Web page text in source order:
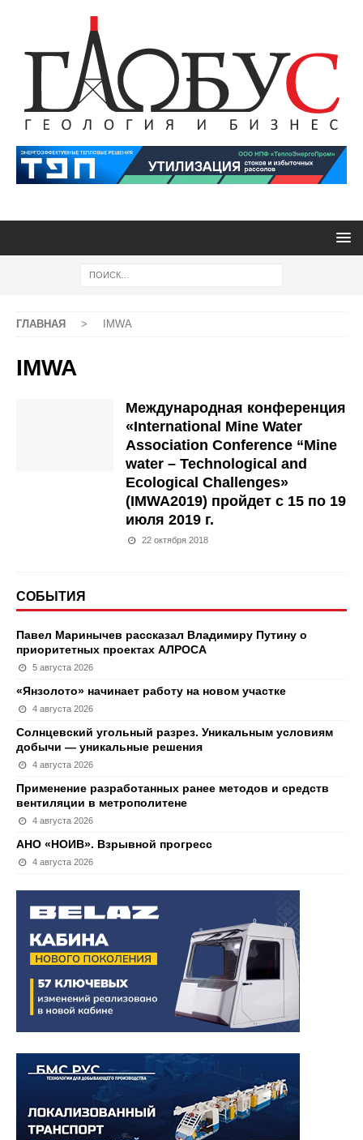
ГЛАВНАЯ > IMWA
IMWA
Международная конференция
«International Mine Water
Association Conference “Mine
water – Technological and
Ecological Challenges»
(IMWA2019) пройдет c 15 по 19
июля 2019 г.
22 октября 2018
СОБЫТИЯ
Павел Маринычев рассказал Владимиру Путину о
приоритетных проектах АЛРОСА
5 августа 2026
«Янзолото» начинает работу на новом участке
4 августа 2026
Солнцевский угольный разрез. Уникальным условиям
добычи — уникальные решения
4 августа 2026
Применение разработанных ранее методов и средств
вентиляции в метрополитене
4 августа 2026
АНО «НОИВ». Взрывной прогресс
4 августа 2026